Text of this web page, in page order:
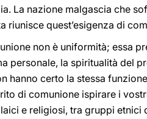
La nazione malgascia che
riunisce quest’esigenza di
non è uniformità; essa
personale, la spiritualità del
hanno certo la stessa
di comunione ispirare i
e religiosi, tra gruppi etnici